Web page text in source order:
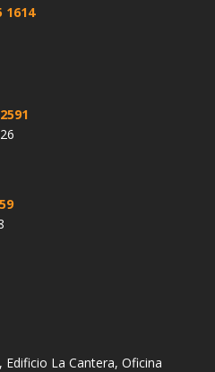
1614
La Cantera, Oficina